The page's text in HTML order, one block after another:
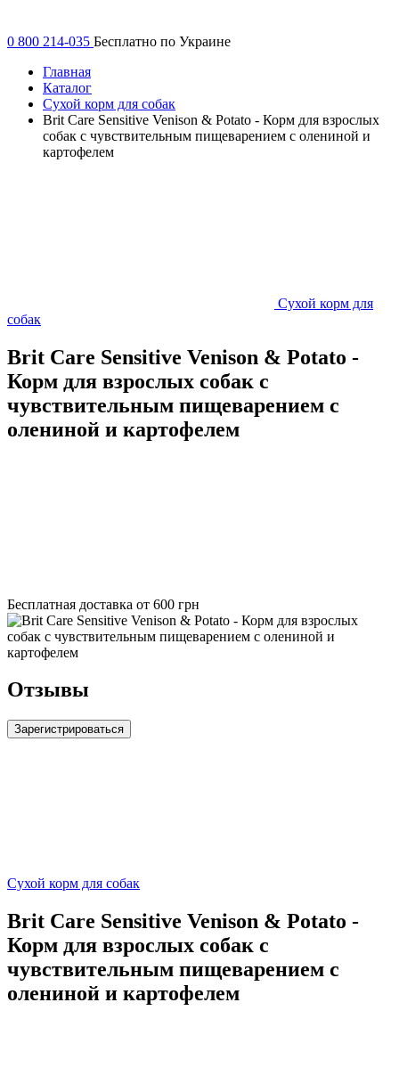
0 800 214-035 Бесплатно по Украине
Главная
Каталог
Сухой корм для собак
Brit Care Sensitive Venison & Potato - Корм для взрослых
собак с чувствительным пищеварением с олениной и
картофелем
Сухой корм для
собак
Brit Care Sensitive Venison & Potato -
Корм для взрослых собак с
чувствительным пищеварением с
олениной и картофелем
Бесплатная доставка от 600 грн
Отзывы
Зарегистрироваться
Сухой корм для собак
Brit Care Sensitive Venison & Potato -
Корм для взрослых собак с
чувствительным пищеварением с
олениной и картофелем